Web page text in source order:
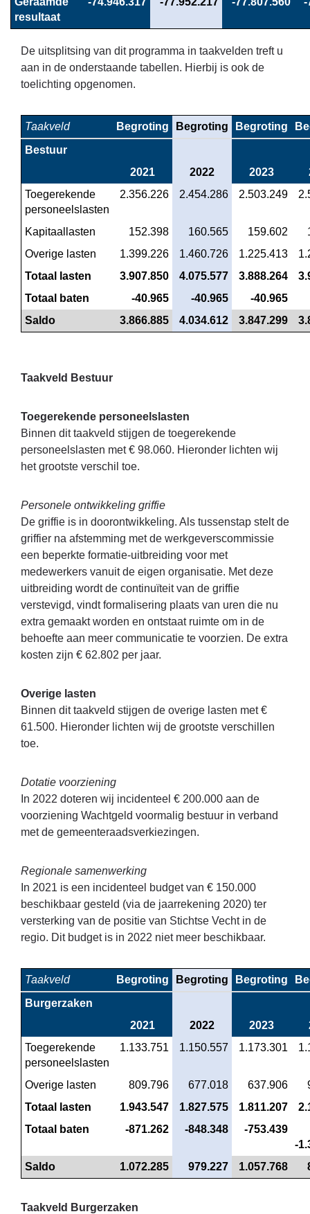
resultaat
De uitsplitsing van dit programma in taakvelden treft u
aan in de onderstaande tabellen. Hierbij is ook de
toelichting opgenomen.
Taakveld Begroting Begroting Begroting
Bestuur
2021
2022 2023
Toegerekende
personeelslasten
2.356.226 2.454.286 2.503.249
Kapitaallasten 152.398 160.565 159.602
Overige lasten
1.399.226 1.460.726 1.225.413
Totaal lasten
3.907.850 4.075.577 3.888.264
Totaal baten
-40.965 -40.965
-40.965
Saldo
3.866.885 4.034.612 3.847.299
Taakveld Bestuur
Toegerekende personeelslasten
Binnen dit taakveld stijgen de toegerekende
personeelslasten met € 98.060. Hieronder lichten wij
het grootste verschil toe.
Personele ontwikkeling griffie
De griffie is in doorontwikkeling. Als tussenstap stelt de
griffier na afstemming met de werkgeverscommissie
een beperkte formatie-uitbreiding voor met
medewerkers vanuit de eigen organisatie. Met deze
uitbreiding wordt de continuïteit van de griffie
verstevigd, vindt formalisering plaats van uren die nu
extra gemaakt worden en ontstaat ruimte om in de
behoefte aan meer communicatie te voorzien. De extra
kosten zijn € 62.802 per jaar.
Overige lasten
Binnen dit taakveld stijgen de overige lasten met €
61.500. Hieronder lichten wij de grootste verschillen
toe.
Dotatie voorziening
In 2022 doteren wij incidenteel € 200.000 aan de
voorziening Wachtgeld voormalig bestuur in verband
met de gemeenteraadsverkiezingen.
Regionale samenwerking
In 2021 is een incidenteel budget van € 150.000
beschikbaar gesteld (via de jaarrekening 2020) ter
versterking van de positie van Stichtse Vecht in de
regio. Dit budget is in 2022 niet meer beschikbaar.
Taakveld Begroting Begroting Begroting
Burgerzaken
2021
2022 2023
Toegerekende
personeelslasten
1.133.751 1.150.557 1.173.301
Overige lasten 809.796 677.018 637.906
Totaal lasten
1.943.547 1.827.575 1.811.207
Totaal baten
-871.262 -848.348
-753.439
-
Saldo
1.072.285 979.227 1.057.768
Taakveld Burgerzaken